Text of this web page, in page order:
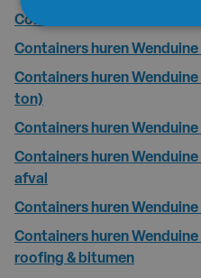
Containers huren Wenduine
Containers huren Wenduine
Containers huren
ton)
Containers huren
Containers huren
afval
Containers huren
Containers huren
roofing & bitumen